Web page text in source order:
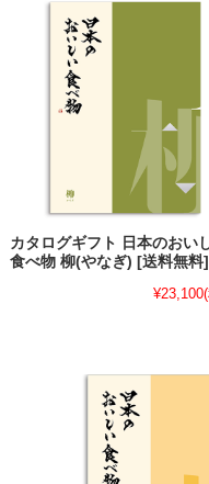
カタログギフト 日本のおい
食べ物 柳(やなぎ) [送料無料]
¥23,100